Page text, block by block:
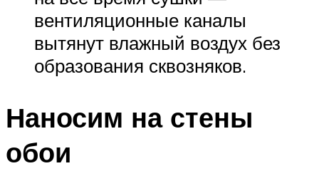
вентиляционные каналы
вытянут влажный воздух без
образования сквозняков.
Наносим на стены
обои